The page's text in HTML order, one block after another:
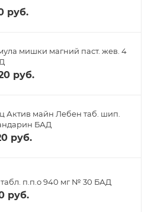
руб.
мишки магний паст. жев. 4
руб.
Актив майн Лебен таб. шип.
БАД
руб.
п.п.о 940 мг № 30 БАД
руб.